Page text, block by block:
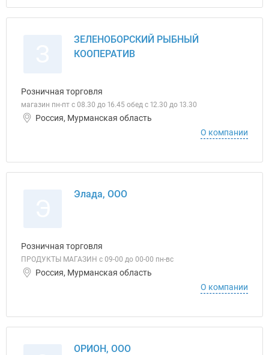
ЗЕЛЕНОБОРСКИЙ РЫБНЫЙ
КООПЕРАТИВ
Розничная торговля
магазин пн-пт с 08.30 до 16.45 обед с 12.30 до 13.30
Россия, Мурманская область
О компании
Элада, ООО
Розничная торговля
ПРОДУКТЫ МАГАЗИН с 09-00 до 00-00 пн-вс
Россия, Мурманская область
О компании
ОРИОН, ООО